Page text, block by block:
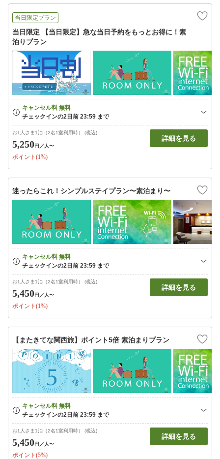
当日限定プラン
当日限定 【当日限定】急な当日予約をもっとお得に！素
泊りプラン
お1人さま1泊（2名1室利用時） (税込)
5,250円 ／人〜
ポイント(1%)
詳細を見る
迷ったらこれ！シンプルステイプラン〜素泊まり〜
お1人さま1泊（2名1室利用時） (税込)
5,450円 ／人〜
ポイント(1%)
詳細を見る
【またきてな関西旅】ポイント5倍 素泊まりプラン
お1人さま1泊（2名1室利用時） (税込)
5,450円 ／人〜
ポイント(5%)
詳細を見る